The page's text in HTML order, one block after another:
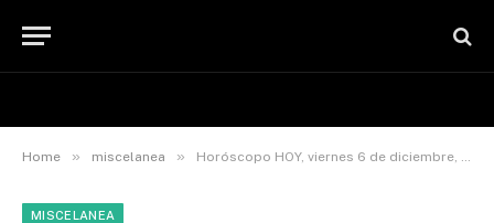
Home » miscelanea » Horóscopo HOY, viernes 6 de diciembre, con las predicciones de Carmen Briceño según tu signo
MISCELANEA